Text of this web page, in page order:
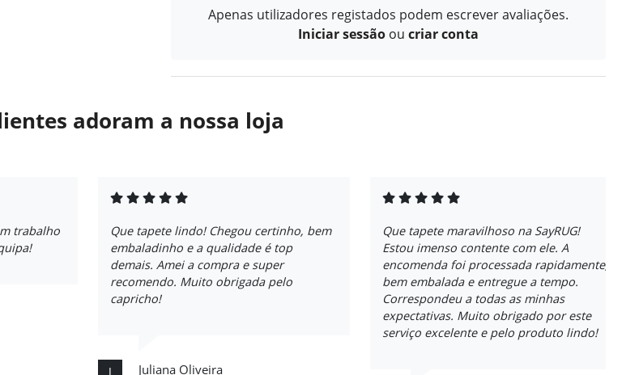
Apenas utilizadores registados podem escrever avaliações.
Iniciar sessão ou criar conta
adoram a nossa loja
trabalho
Que tapete lindo! Chegou certinho, bem
embaladinho e a qualidade é top
demais. Amei a compra e super
recomendo. Muito obrigada pelo
capricho!
J Juliana Oliveira
Que tapete maravilhoso na SayRUG!
Estou imenso contente com ele. A
encomenda foi processada rapidamente,
bem embalada e entregue a tempo.
Correspondeu a todas as minhas
expectativas. Muito obrigado por este
serviço excelente e pelo produto lindo!